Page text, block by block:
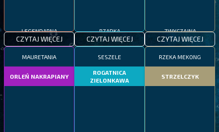
LEGENDARNA
CZYTAJ WIĘCEJ
RZADKA
CZYTAJ WIĘCEJ
ZWYCZAJNA
CZYTAJ WIĘCEJ
MAURETANIA
ORLEŃ NAKRAPIANY
SESZELE
ROGATNICA
ZIELONKAWA
RZEKA MEKONG
STRZELCZYK